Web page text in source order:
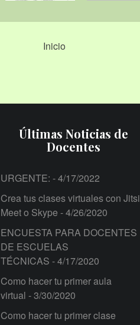
Inicio
Últimas Noticias de
Docentes
URGENTE: - 4/17/2022
Crea tus clases virtuales con Jitsi
Meet o Skype - 4/26/2020
ENCUESTA PARA DOCENTES
DE ESCUELAS
TÉCNICAS - 4/17/2020
Como hacer tu primer aula
virtual - 3/30/2020
Como hacer tu primer clase